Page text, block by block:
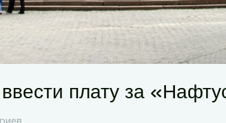
плату за